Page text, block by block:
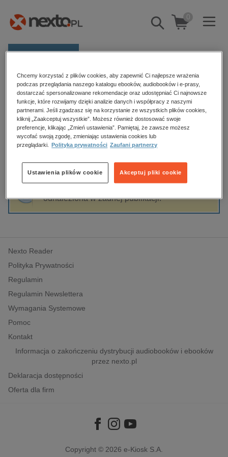
Pokaż/schowaj
wyszukiwarkę
0
E-prasa
Kategorie
Zobacz wszystkie E-prasa
budownictwo, aranżacja wnętrz
biznesowe, branżowe, gospodarka
edukacja
hobby, sport, rozrywka
komputery, internet, technologie, informatyka
polityka, społeczno-informacyjne
psychologiczne
inne
popularno-naukowe
historia
Strona główna Suzanne Williams
Suzanne Williams
Sortowanie Filtrowanie
odnaleziona w żadnej publikacji.
Nexto Reader
Polityka Prywatności
Regulamin
Regulamin Newslettera
Wymagania Systemowe
Pomoc
Kontakt
Informacja o zakończeniu dystrybucji audiobooków i ebooków
przez nexto.pl
Deklaracja dostępności
Oferta dla firm
Copyright © 2026 e-Kiosk S.A.
Chcemy korzystać z plików cookies, aby zapewnić Ci najlepsze wrażenia
podczas przeglądania naszego katalogu ebooków, audiobooków i e-prasy,
dostarczać spersonalizowane rekomendacje oraz udostępniać Ci najnowsze
funkcje, które rozwijamy dzięki analizie danych i współpracy z naszymi
partnerami. Jeśli zgadzasz się na korzystanie ze wszystkich plików cookies,
kliknij „Zaakceptuj wszystkie”. Możesz również dostosować swoje
preferencje, klikając „Zmień ustawienia”. Pamiętaj, że zawsze możesz
wycofać swoją zgodę, zmieniając ustawienia cookies lub
przeglądarki.
Polityka prywatności Zaufani partnerzy
Akceptuj pliki cookie
Ustawienia plików cookie